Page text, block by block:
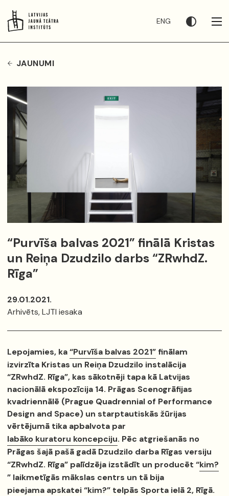
ENG
JAUNUMI
“Purvīša balvas 2021” finālā Kristas
un Reiņa Dzudzilo darbs “ZRwhdZ.
Rīga”
29.01.2021.
Arhivēts, LJTI iesaka
Lepojamies, ka“Purvīša balvas 2021” finālam
izvirzīta Kristas un Reiņa Dzudzilo instalācija
“ZRwhdZ. Rīga”, kas sākotnēji tapa kā Latvijas
nacionālā ekspozīcija 14. Prāgas Scenogrāfijas
kvadriennālē (Prague Quadrennial of Performance
Design and Space) un starptautiskās žūrijas
vērtējumā tika apbalvota par
labāko kuratoru koncepciju. Pēc atgriešanās no
Prāgas šajā pašā gadā Dzudzilo darba Rīgas versiju
“ZRwhdZ. Rīga” palīdzēja izstādīt un producēt “kim?
” laikmetīgās mākslas centrs un tā bija
pieejama apskatei “kim?” telpās Sporta ielā 2, Rīgā.